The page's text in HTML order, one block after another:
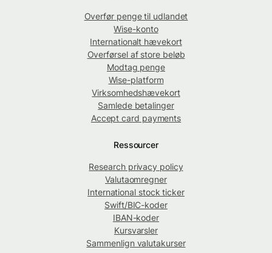
Overfør penge til udlandet
Wise-konto
Internationalt hævekort
Overførsel af store beløb
Modtag penge
Wise-platform
Virksomhedshævekort
Samlede betalinger
Accept card payments
Ressourcer
Research privacy policy
Valutaomregner
International stock ticker
Swift/BIC-koder
IBAN-koder
Kursvarsler
Sammenlign valutakurser